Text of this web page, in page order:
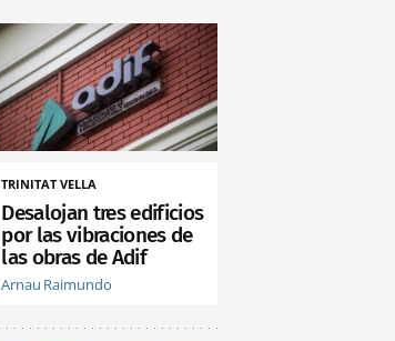
TRINITAT VELLA
Desalojan tres edificios
por las vibraciones de
las obras de Adif
Arnau Raimundo